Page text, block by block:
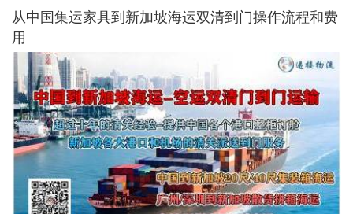
从中国集运家具到新加坡海运双清到门操作流程和费
用